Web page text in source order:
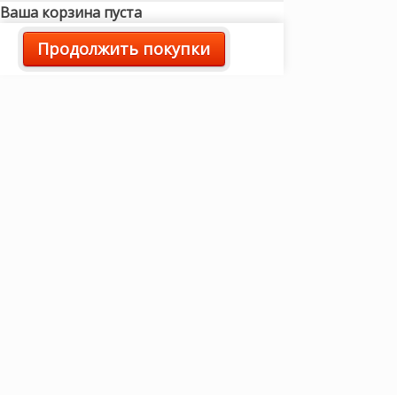
Ваша корзина пуста
Продолжить покупки